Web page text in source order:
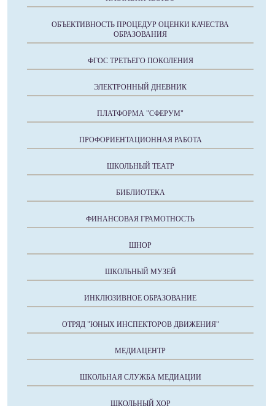
ОБЪЕКТИВНОСТЬ ПРОЦЕДУР ОЦЕНКИ КАЧЕСТВА
ОБРАЗОВАНИЯ
ФГОС ТРЕТЬЕГО ПОКОЛЕНИЯ
ЭЛЕКТРОННЫЙ ДНЕВНИК
ПЛАТФОРМА "СФЕРУМ"
ПРОФОРИЕНТАЦИОННАЯ РАБОТА
ШКОЛЬНЫЙ ТЕАТР
БИБЛИОТЕКА
ФИНАНСОВАЯ ГРАМОТНОСТЬ
ШНОР
ШКОЛЬНЫЙ МУЗЕЙ
ИНКЛЮЗИВНОЕ ОБРАЗОВАНИЕ
ОТРЯД "ЮНЫХ ИНСПЕКТОРОВ ДВИЖЕНИЯ"
МЕДИАЦЕНТР
ШКОЛЬНАЯ СЛУЖБА МЕДИАЦИИ
ШКОЛЬНЫЙ ХОР